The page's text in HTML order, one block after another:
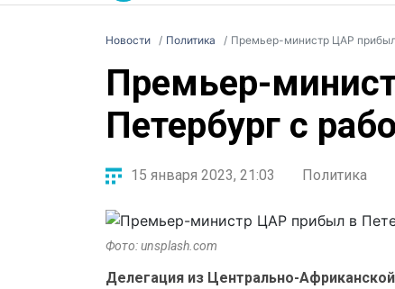
Новости Политика Премьер-министр ЦАР
Премьер-
Петербург с
15 января 2023, 21:03 Политика
Фото: unsplash.com
Делегация из Центрально-